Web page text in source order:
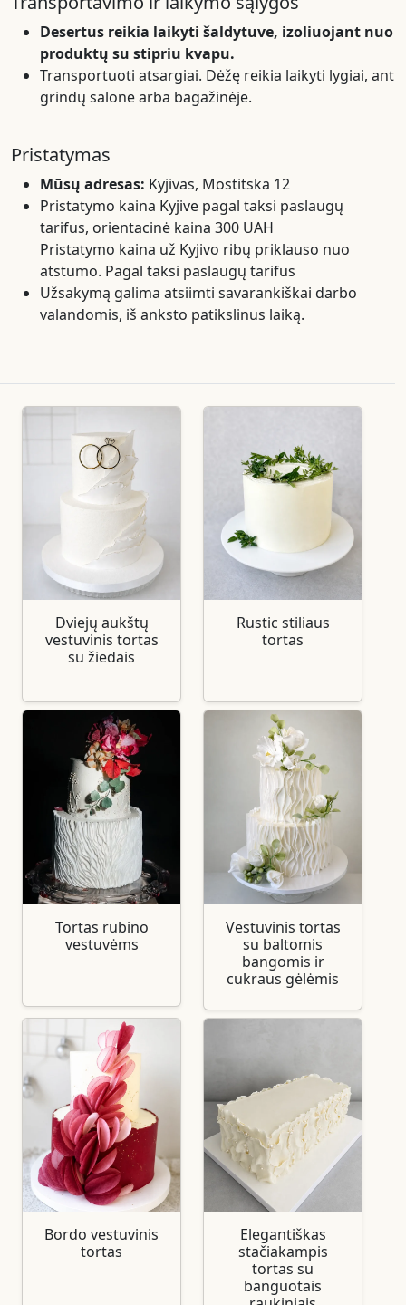
Desertus reikia laikyti šaldytuve, izoliuojant nuo
produktų su stipriu kvapu.
Transportuoti atsargiai. Dėžę reikia laikyti lygiai, ant
grindų salone arba bagažinėje.
Pristatymas
Mūsų adresas: Kyjivas, Mostitska 12
Pristatymo kaina Kyjive pagal taksi paslaugų
tarifus, orientacinė kaina 300 UAH
Pristatymo kaina už Kyjivo ribų priklauso nuo
atstumo. Pagal taksi paslaugų tarifus
Užsakymą galima atsiimti savarankiškai darbo
valandomis, iš anksto patikslinus laiką.
Dviejų aukštų
vestuvinis tortas
su žiedais
Rustic stiliaus
tortas
Tortas rubino
vestuvėms
Vestuvinis tortas
su baltomis
bangomis ir
cukraus gėlėmis
Bordo vestuvinis
tortas
Elegantiškas
stačiakampis
tortas su
banguotais